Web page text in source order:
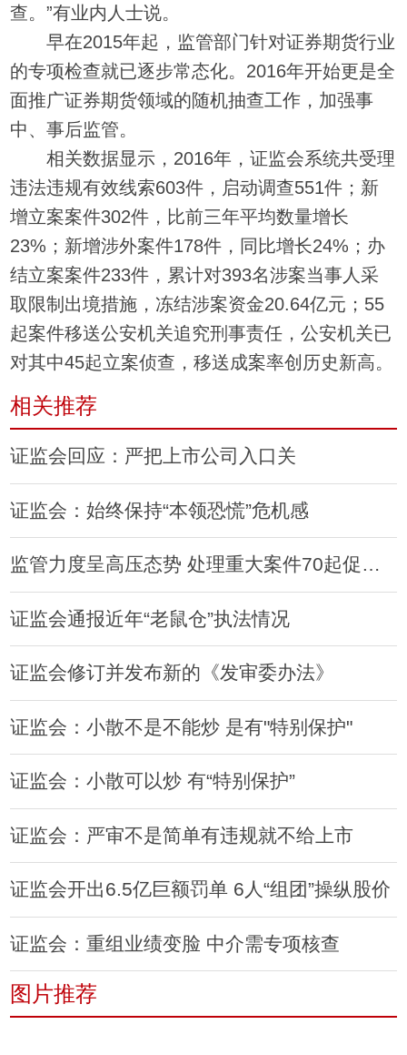
查。”有业内人士说。
早在2015年起，监管部门针对证券期货行业
的专项检查就已逐步常态化。2016年开始更是全
面推广证券期货领域的随机抽查工作，加强事
中、事后监管。
相关数据显示，2016年，证监会系统共受理
违法违规有效线索603件，启动调查551件；新
增立案案件302件，比前三年平均数量增长
23%；新增涉外案件178件，同比增长24%；办
结立案案件233件，累计对393名涉案当事人采
取限制出境措施，冻结涉案资金20.64亿元；55
起案件移送公安机关追究刑事责任，公安机关已
对其中45起立案侦查，移送成案率创历史新高。
相关推荐
证监会回应：严把上市公司入口关
证监会：始终保持“本领恐慌”危机感
监管力度呈高压态势 处理重大案件70起促进股市稳定发展
证监会通报近年“老鼠仓”执法情况
证监会修订并发布新的《发审委办法》
证监会：小散不是不能炒 是有"特别保护"
证监会：小散可以炒 有“特别保护”
证监会：严审不是简单有违规就不给上市
证监会开出6.5亿巨额罚单 6人“组团”操纵股价
证监会：重组业绩变脸 中介需专项核查
图片推荐